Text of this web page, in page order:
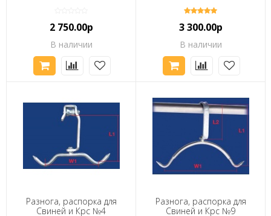
2 750.00р
В наличии
3 300.00р
В наличии
Разнога, распорка для
Свиней и Крс №4
Разнога, распорка для
Свиней и Крс №9